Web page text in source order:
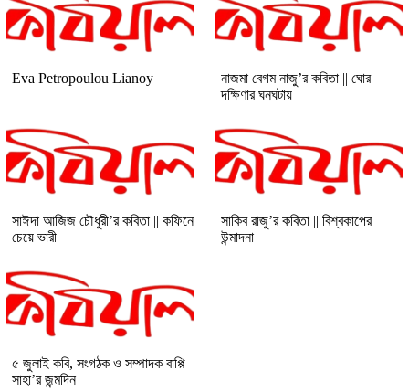
Eva Petropoulou Lianoy
নাজমা বেগম নাজু’র কবিতা || ঘোর
দক্ষিণার ঘনঘটায়
সাঈদা আজিজ চৌধুরী’র কবিতা || কফিনে
চেয়ে ভারী
সাকিব রাজু’র কবিতা || বিশ্বকাপের
উন্মাদনা
৫ জুলাই কবি, সংগঠক ও সম্পাদক বাপ্পি
সাহা’র জন্মদিন